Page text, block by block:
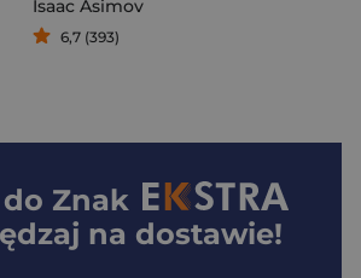
Isaac Asimov
6,7 (393)
do Znak
na dostawie!